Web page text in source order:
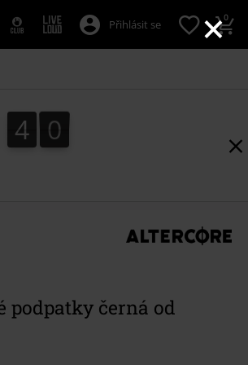
×
Přihlásit se 0
3
4
3 7
8
7
9
8
podpatky černá od